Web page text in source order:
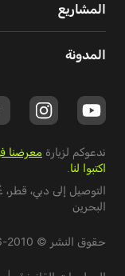
المشاريع
المدونة
ندعوكم لزيارة معرضنا
اكتبوا لنا
التوصيل إلى دبي، قطر،
البحرين
حقوق النشر © 2010-2026 HYPERPC.